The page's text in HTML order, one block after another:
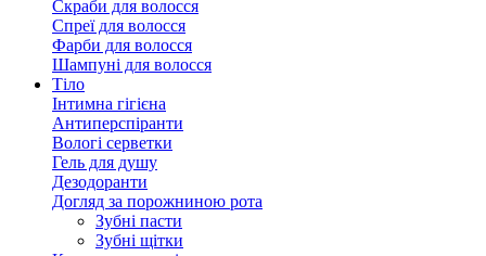
Скраби для волосся
Спреї для волосся
Фарби для волосся
Шампуні для волосся
Тіло
Інтимна гігієна
Антиперспіранти
Вологі серветки
Гель для душу
Дезодоранти
Догляд за порожниною рота
Зубні пасти
Зубні щітки